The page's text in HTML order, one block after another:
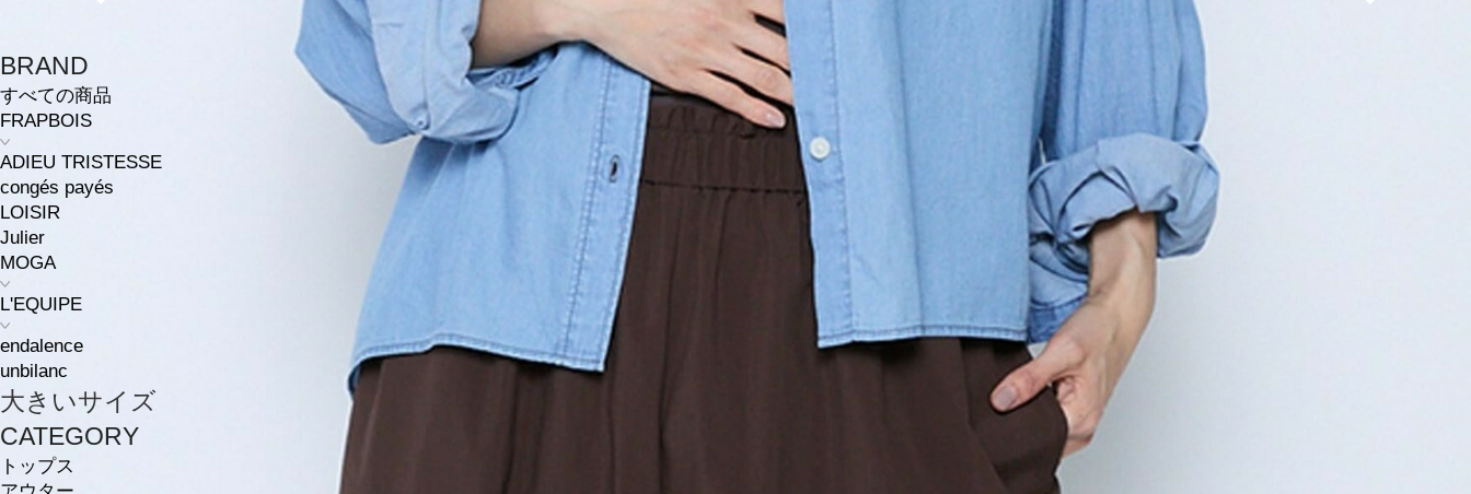
BRAND
すべての商品
FRAPBOIS
ADIEU TRISTESSE
congés payés
LOISIR
Julier
MOGA
L'EQUIPE
endalence
unbilanc
大きいサイズ
CATEGORY
トップス